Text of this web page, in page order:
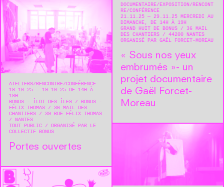
DOCUMENTAIRE EXPOSITION
RENCONT
RE/CONFÉRENCE
21.11.25 — 29.11.25 MERCREDI AU
DIMANCHE, DE 14H À 19H
GRAND HUIT DE BONUS
36 MAIL
DES CHANTIERS
44200 NANTES
ORGANISÉ PAR GAËL FORCET-MOREAU
« Sous nos yeux
embrumés »- un
projet documentaire
de Gaël Forcet-
Moreau
ATELIERS RENCONTRE/CONFÉRENCE
18.10.25 — 19.10.25 DE 14H À
18H
BONUS - ÎLOT DES ÎLES / BONUS -
FÉLIX THOMAS
36 MAIL DES
CHANTIERS / 39 RUE FÉLIX THOMAS
NANTES
TOUT PUBLIC
ORGANISÉ PAR LE
COLLECTIF BONUS
Portes ouvertes